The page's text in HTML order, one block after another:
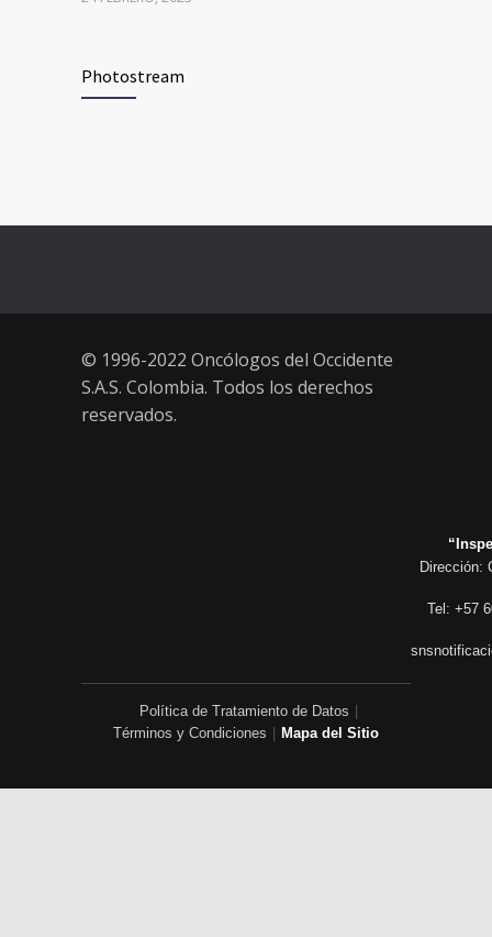
junio 2021)
años
Photostream
© 1996-2022 Oncólogos del Occidente
S.A.S. Colombia. Todos los derechos
reservados.
Dirección:
Tel: +57
Política de Tratamiento de Datos
Términos y Condiciones
Mapa del Sitio